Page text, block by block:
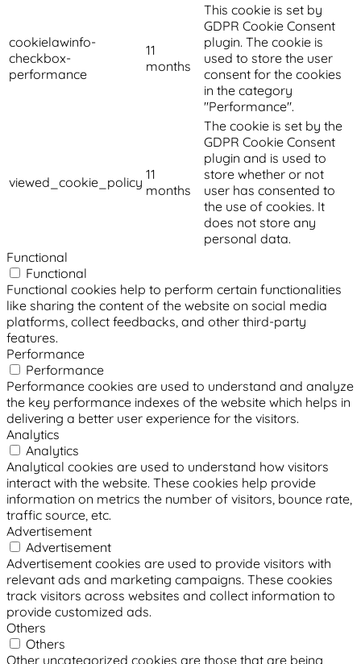
cookielawinfo-
checkbox-
performance
11
months
This cookie is set by
GDPR Cookie Consent
plugin. The cookie is
used to store the user
consent for the cookies
in the category
"Performance".
viewed_cookie_policy 11
months
The cookie is set by the
GDPR Cookie Consent
plugin and is used to
store whether or not
user has consented to
the use of cookies. It
does not store any
personal data.
Functional
Functional
Functional cookies help to perform certain functionalities
like sharing the content of the website on social media
platforms, collect feedbacks, and other third-party
features.
Performance
Performance
Performance cookies are used to understand and analyze
the key performance indexes of the website which helps in
delivering a better user experience for the visitors.
Analytics
Analytics
Analytical cookies are used to understand how visitors
interact with the website. These cookies help provide
information on metrics the number of visitors, bounce rate,
traffic source, etc.
Advertisement
Advertisement
Advertisement cookies are used to provide visitors with
relevant ads and marketing campaigns. These cookies
track visitors across websites and collect information to
provide customized ads.
Others
Others
Other uncategorized cookies are those that are being